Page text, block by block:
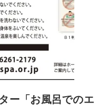
ー「お風呂でのエ